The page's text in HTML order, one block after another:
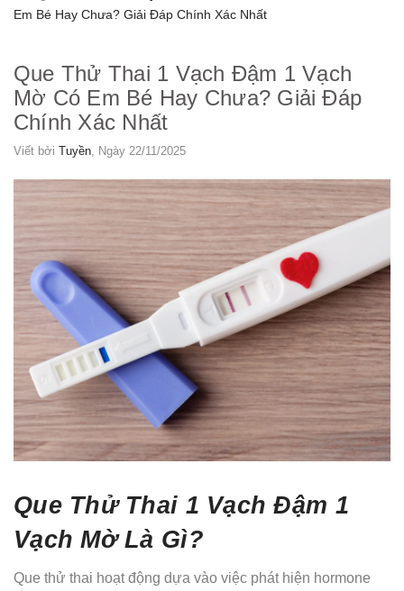
Em Bé Hay Chưa? Giải Đáp Chính Xác Nhất
Que Thử Thai 1 Vạch Đậm 1 Vạch
Mờ Có Em Bé Hay Chưa? Giải Đáp
Chính Xác Nhất
Viết bởi Tuyền , Ngày 22/11/2025
Que Thử Thai 1 Vạch Đậm 1
Vạch Mờ Là Gì?
Que thử thai hoạt động dựa vào việc phát hiện hormone